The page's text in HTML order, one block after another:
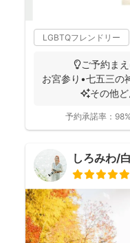
LGBTQフレンドリー
💡ご予約まえ
お宮参り•七五三の
✨その他どん
予約承諾率： 98%
しろみわ/